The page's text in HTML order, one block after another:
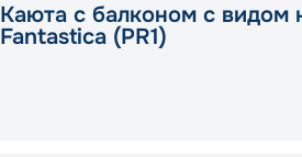
Каюта с балконом с видом
Fantastica (PR1)